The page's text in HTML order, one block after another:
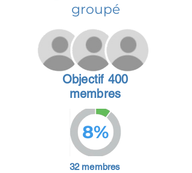
groupé
Objectif 400
membres
8%
32 membres